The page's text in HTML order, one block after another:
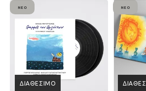
ΔΙΑΘΈΣΙΜΟ
ΝΈΟ ΝΈΟ